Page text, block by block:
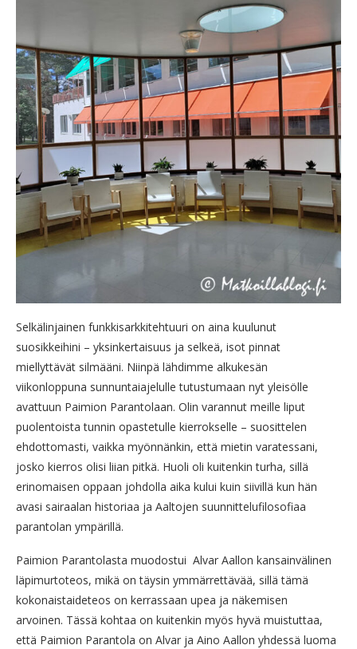
Selkälinjainen funkkisarkkitehtuuri on aina kuulunut
suosikkeihini – yksinkertaisuus ja selkeä, isot pinnat
miellyttävät silmääni. Niinpä lähdimme alkukesän
viikonloppuna sunnuntaiajelulle tutustumaan nyt yleisölle
avattuun Paimion Parantolaan. Olin varannut meille liput
puolentoista tunnin opastetulle kierrokselle – suosittelen
ehdottomasti, vaikka myönnänkin, että mietin varatessani,
josko kierros olisi liian pitkä. Huoli oli kuitenkin turha, sillä
erinomaisen oppaan johdolla aika kului kuin siivillä kun hän
avasi sairaalan historiaa ja Aaltojen suunnittelufilosofiaa
parantolan ympärillä.
Paimion Parantolasta muodostui Alvar Aallon kansainvälinen
läpimurtoteos, mikä on täysin ymmärrettävää, sillä tämä
kokonaistaideteos on kerrassaan upea ja näkemisen
arvoinen. Tässä kohtaa on kuitenkin myös hyvä muistuttaa,
että Paimion Parantola on Alvar ja Aino Aallon yhdessä luoma